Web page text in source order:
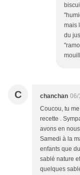
mais
du
C chanchan 06/
Coucou, tu
recette .
avons en
Samedi à la
enfants que
sablé nature
quelques